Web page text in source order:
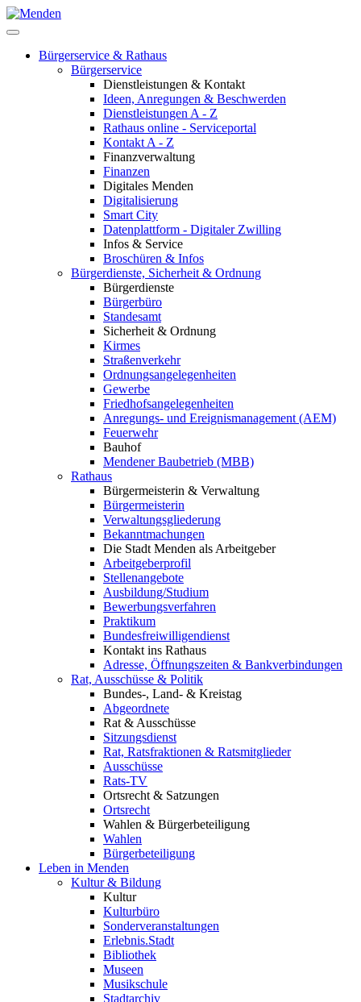
Bürgerservice & Rathaus
Bürgerservice
Dienstleistungen & Kontakt
Ideen, Anregungen & Beschwerden
Dienstleistungen A - Z
Rathaus online - Serviceportal
Kontakt A - Z
Finanzverwaltung
Finanzen
Digitales Menden
Digitalisierung
Smart City
Datenplattform - Digitaler Zwilling
Infos & Service
Broschüren & Infos
Bürgerdienste, Sicherheit & Ordnung
Bürgerdienste
Bürgerbüro
Standesamt
Sicherheit & Ordnung
Kirmes
Straßenverkehr
Ordnungsangelegenheiten
Gewerbe
Friedhofsangelegenheiten
Anregungs- und Ereignismanagement (AEM)
Feuerwehr
Bauhof
Mendener Baubetrieb (MBB)
Rathaus
Bürgermeisterin & Verwaltung
Bürgermeisterin
Verwaltungsgliederung
Bekanntmachungen
Die Stadt Menden als Arbeitgeber
Arbeitgeberprofil
Stellenangebote
Ausbildung/Studium
Bewerbungsverfahren
Praktikum
Bundesfreiwilligendienst
Kontakt ins Rathaus
Adresse, Öffnungszeiten & Bankverbindungen
Rat, Ausschüsse & Politik
Bundes-, Land- & Kreistag
Abgeordnete
Rat & Ausschüsse
Sitzungsdienst
Rat, Ratsfraktionen & Ratsmitglieder
Ausschüsse
Rats-TV
Ortsrecht & Satzungen
Ortsrecht
Wahlen & Bürgerbeteiligung
Wahlen
Bürgerbeteiligung
Leben in Menden
Kultur & Bildung
Kultur
Kulturbüro
Sonderveranstaltungen
Erlebnis.Stadt
Bibliothek
Museen
Musikschule
Stadtarchiv